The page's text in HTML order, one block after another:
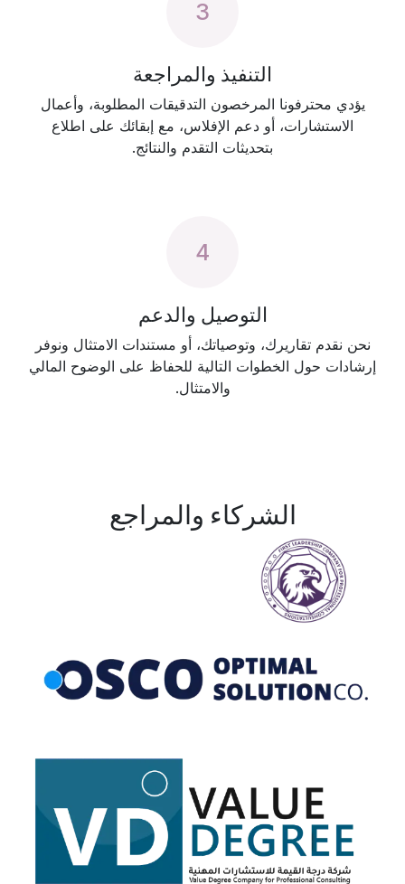
3
التنفيذ والمراجعة
يؤدي محترفونا المرخصون التدقيقات المطلوبة، وأعمال
الاستشارات، أو دعم الإفلاس، مع إبقائك على اطلاع
بتحديثات التقدم والنتائج.
4
التوصيل والدعم
نحن نقدم تقاريرك، وتوصياتك، أو مستندات الامتثال ونوفر
إرشادات حول الخطوات التالية للحفاظ على الوضوح المالي
والامتثال.
الشركاء والمراجع